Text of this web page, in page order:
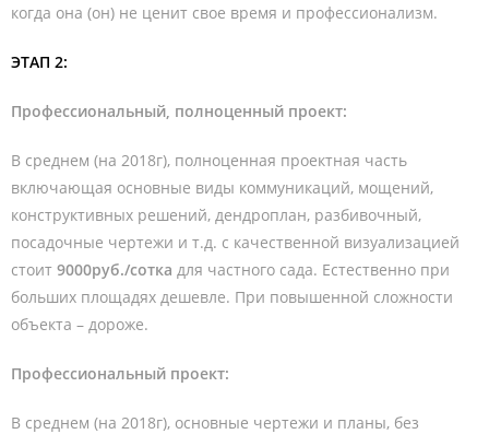
когда она (он) не ценит свое время и профессионализм.
ЭТАП 2:
Профессиональный, полноценный проект:
В среднем (на 2018г), полноценная проектная часть
включающая основные виды коммуникаций, мощений,
конструктивных решений, дендроплан, разбивочный,
посадочные чертежи и т.д. с качественной визуализацией
стоит 9000руб./сотка для частного сада. Естественно при
больших площадях дешевле. При повышенной сложности
объекта – дороже.
Профессиональный проект:
В среднем (на 2018г), основные чертежи и планы, без